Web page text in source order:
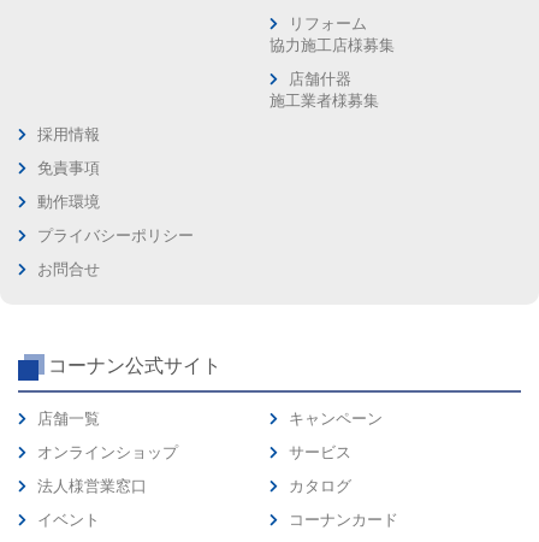
リフォーム
協力施工店様募集
店舗什器
施工業者様募集
採用情報
免責事項
動作環境
プライバシーポリシー
お問合せ
コーナン公式サイト
店舗一覧
オンラインショップ
法人様営業窓口
イベント
キャンペーン
サービス
カタログ
コーナンカード